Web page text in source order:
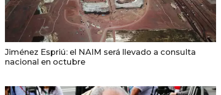
Jiménez Espriú: el NAIM será llevado a consulta
nacional en octubre